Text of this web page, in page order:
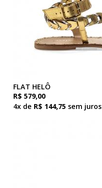
FLAT HELÔ
R$ 579,00
4x de R$ 144,75 sem juros